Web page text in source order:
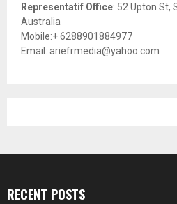
Representatif Office: 52 Upton St,
Australia
Mobile:+ 6288901884977
Email: ariefrmedia@yahoo.com
RECENT POSTS